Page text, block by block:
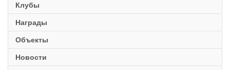
Клубы
Награды
Объекты
Новости